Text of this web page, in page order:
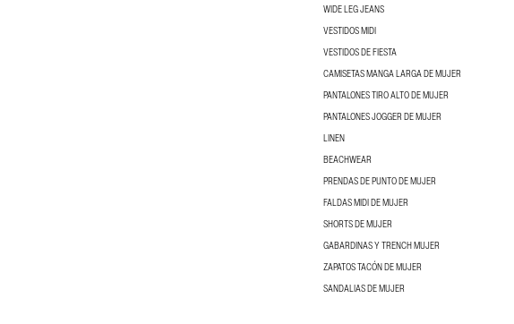
WIDE LEG JEANS
VESTIDOS MIDI
VESTIDOS DE FIESTA
CAMISETAS MANGA LARGA DE MUJER
PANTALONES TIRO ALTO DE MUJER
PANTALONES JOGGER DE MUJER
LINEN
BEACHWEAR
PRENDAS DE PUNTO DE MUJER
FALDAS MIDI DE MUJER
SHORTS DE MUJER
GABARDINAS Y TRENCH MUJER
ZAPATOS TACÓN DE MUJER
SANDALIAS DE MUJER